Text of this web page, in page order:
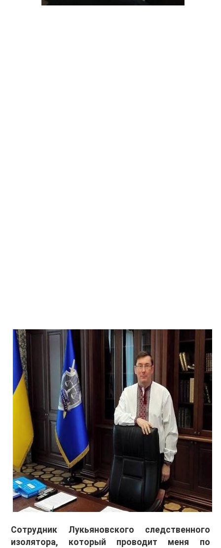
Сотрудник Лукьяновского следственного
изолятора, который проводит меня по